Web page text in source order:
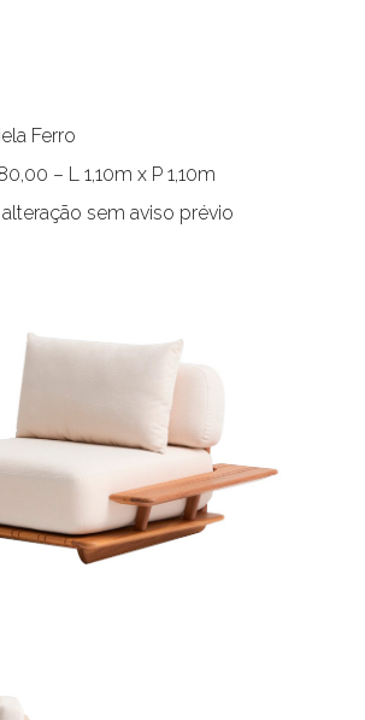
Ferro
– L 1,10m x P 1,10m
sem aviso prévio